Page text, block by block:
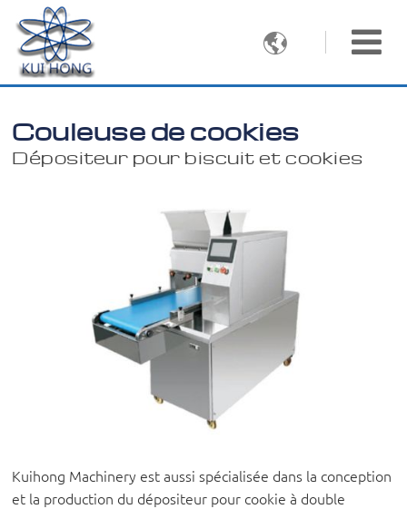

Couleuse de cookies
Dépositeur pour biscuit et cookies
Kuihong Machinery est aussi spécialisée dans la conception
et la production du dépositeur pour cookie à double